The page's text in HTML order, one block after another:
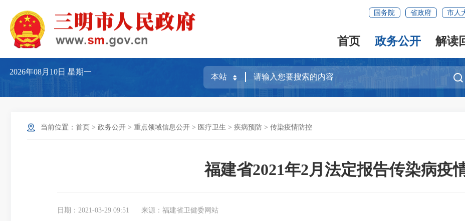
国务院 省政府 市人
首页 政务公开 解读
2026年08月10日星期一
当前位置： 首页 > 政务公开 > 重点领域信息公开 > 医疗卫生 > 疾病预防 > 传染疫情防控
福建省2021年2月法定报告传染病疫
日期：2021-03-29 09:51 来源：福建省卫健委网站